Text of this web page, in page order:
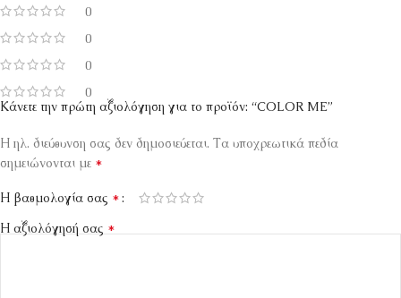
0
0
0
0
Κάνετε την πρώτη αξιολόγηση για το προϊόν: “COLOR ME”
Η ηλ. διεύθυνση σας δεν δημοσιεύεται. Τα υποχρεωτικά πεδία
σημειώνονται με *
Η βαθμολογία σας *
Η αξιολόγησή σας *